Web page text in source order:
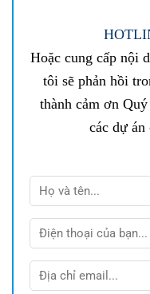
Hoặc cung cấp nội
tôi sẽ phản hồi
thành cảm ơn
các dự